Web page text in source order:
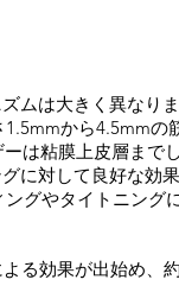
ムは大きく異なりま
から4.5mmの
は粘膜上皮層まで
に対して良好な効果
グやタイトニング
る効果が出始め、